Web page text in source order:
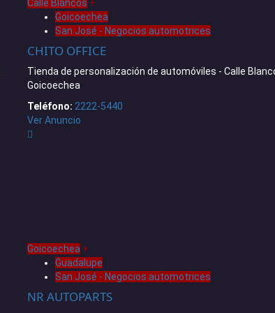
Calle Blancos +
Goicoechea
San José - Negocios automotrices
CHITO OFFICE
Tienda de personalización de automóviles - Calle
Goicoechea
Teléfono: 2222-5440
Ver Anuncio
Goicoechea +
Guadalupe
San José - Negocios automotrices
NR AUTOPARTS